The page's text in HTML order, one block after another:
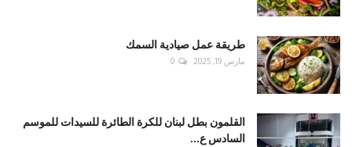
طريقة عمل صيادية السمك
مارس 19, 2025 0
القلمون بطل لبنان للكرة الطائرة للسيدات للموسم
السادس ع...